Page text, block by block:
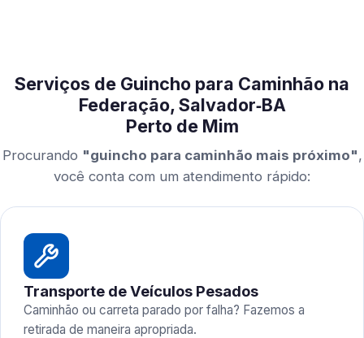
Serviços de Guincho para Caminhão na
Federação, Salvador‑BA
Perto de Mim
Procurando "guincho para caminhão mais próximo",
você conta com um atendimento rápido:
Transporte de Veículos Pesados
Caminhão ou carreta parado por falha? Fazemos a
retirada de maneira apropriada.